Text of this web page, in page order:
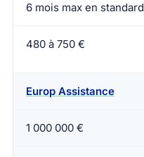
6 mois max en standard
480 à 750 €
Europ Assistance
1 000 000 €